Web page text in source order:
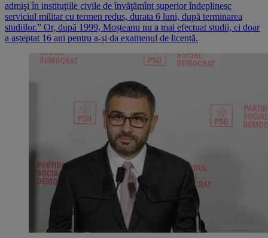
admişi în instituţiile civile de învăţămînt superior îndeplinesc
serviciul militar cu termen redus, durata 6 luni, după terminarea
studiilor.” Or, după 1999, Moșteanu nu a mai efectuat studii, ci doar
a așteptat 16 ani pentru a-și da examenul de licență.